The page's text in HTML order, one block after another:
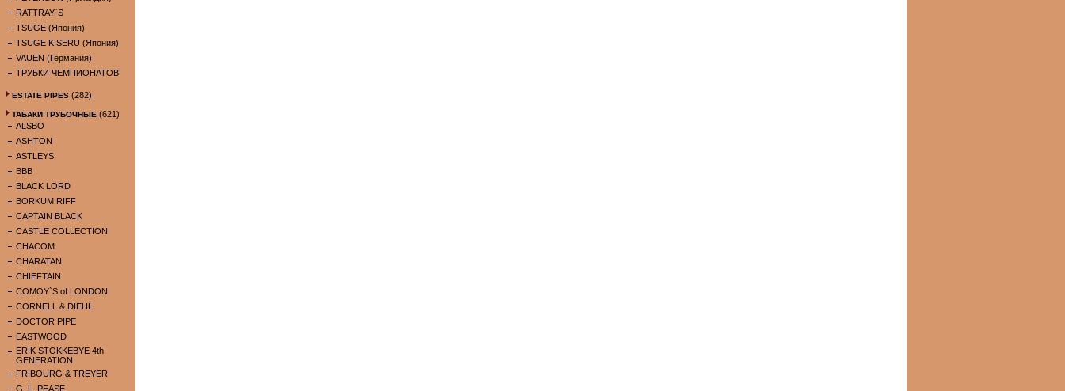
RATTRAY`S
TSUGE (Япония)
TSUGE KISERU (Япония)
VAUEN (Германия)
ТРУБКИ ЧЕМПИОНАТОВ
ESTATE PIPES (282)
ТАБАКИ ТРУБОЧНЫЕ (621)
ALSBO
ASHTON
ASTLEYS
BBB
BLACK LORD
BORKUM RIFF
CAPTAIN BLACK
CASTLE COLLECTION
CHACOM
CHARATAN
CHIEFTAIN
COMOY`S of LONDON
CORNELL & DIEHL
DOCTOR PIPE
EASTWOOD
ERIK STOKKEBYE 4th
GENERATION
FRIBOURG & TREYER
G. L. PEASE